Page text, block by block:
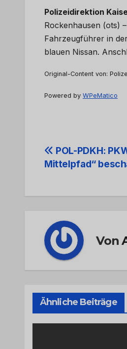
Polizeidirektion
Rockenhausen (ots)
Fahrzeugführer in
blauen Nissan.
Original-Content von:
Powered by WPeMatico
Beitrags-
Navigation
POL-PDKH:
Mittelpfad“
Von
Ähnliche Beiträge